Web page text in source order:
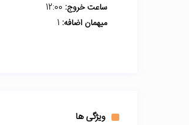
ساعت خروج:
میهمان اضافه:
ویژگی ها